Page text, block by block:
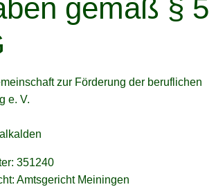
gemäß § 5
zur Förderung der beruflichen
e. V.
351240
Amtsgericht Meiningen